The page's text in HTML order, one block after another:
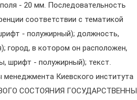
- 20 мм. Последовательность
соответствии с тематикой
- полужирный); должность,
город, в котором он расположен,
шрифт - полужирный); текст.
Киевского института
СОСТОЯНИЯ